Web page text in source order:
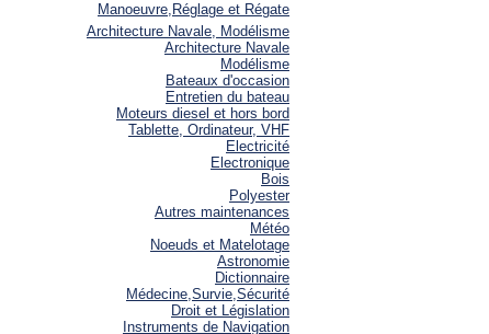
Manoeuvre,Réglage et Régate
Architecture Navale, Modélisme
Architecture Navale
Modélisme
Bateaux d'occasion
Entretien du bateau
Moteurs diesel et hors bord
Tablette, Ordinateur, VHF
Electricité
Electronique
Bois
Polyester
Autres maintenances
Météo
Noeuds et Matelotage
Astronomie
Dictionnaire
Médecine,Survie,Sécurité
Droit et Législation
Instruments de Navigation